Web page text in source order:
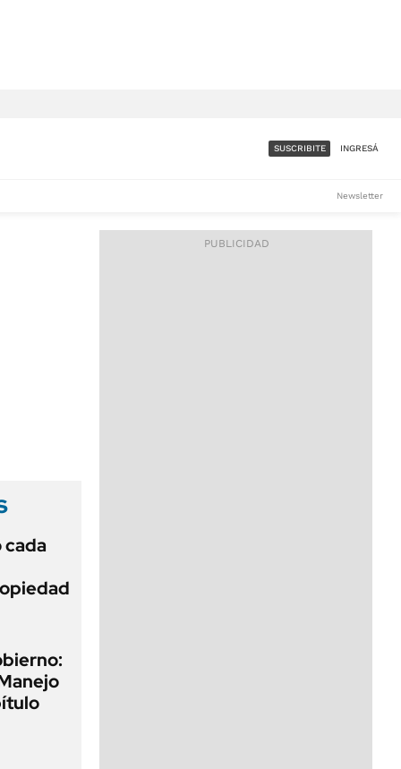
ACCESO FULL - $1.800/MES
SUSCRIBITE INGRESÁ
Newsletter
cada